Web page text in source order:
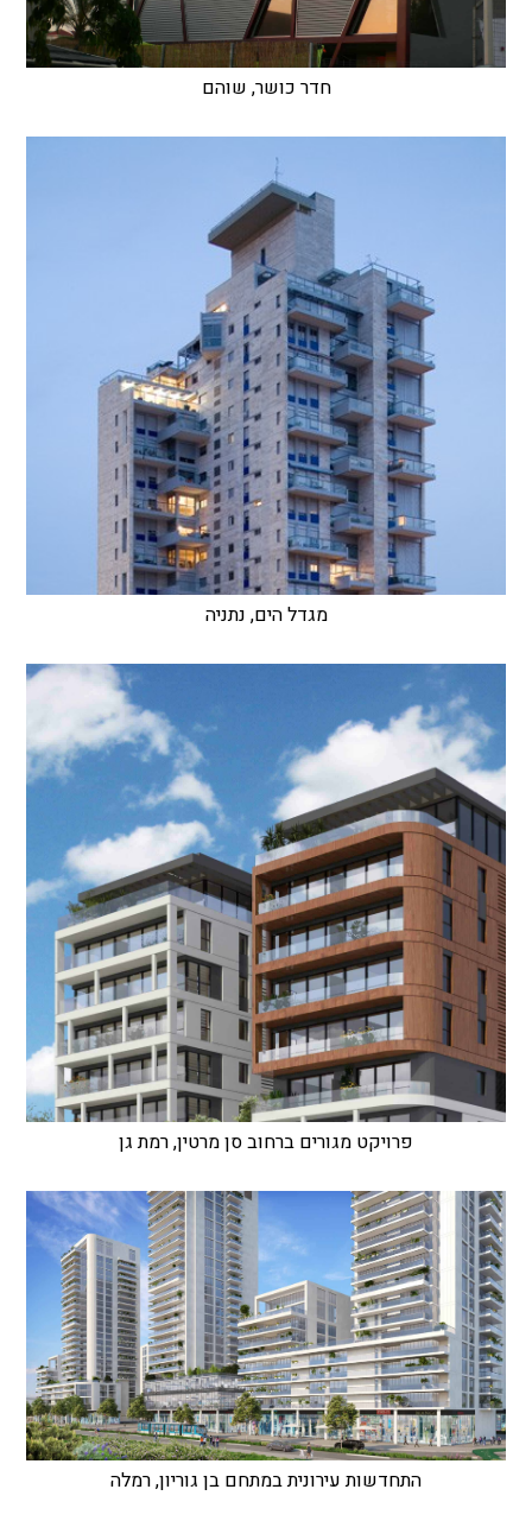
חדר כושר, שוהם
מגדל הים, נתניה
פרויקט מגורים ברחוב סן מרטין, רמת גן
התחדשות עירונית במתחם בן גוריון, רמלה